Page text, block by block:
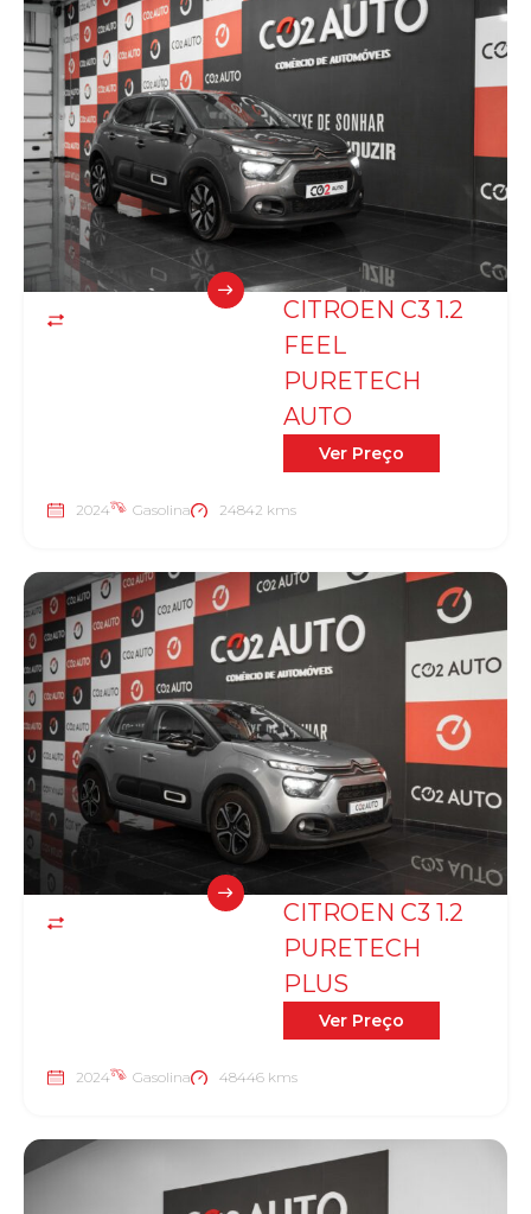
CITROEN C3 1.2
FEEL
PURETECH
AUTO
Ver Preço
2024 Gasolina 24842 kms
CITROEN C3 1.2
PURETECH
PLUS
Ver Preço
2024 Gasolina 48446 kms